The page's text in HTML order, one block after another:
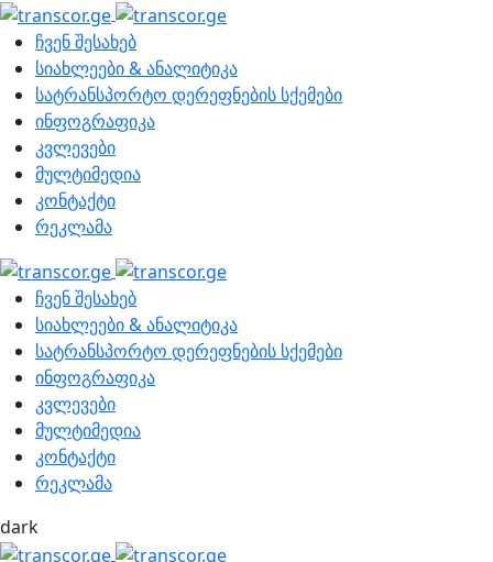
ჩვენ შესახებ
სიახლეები & ანალიტიკა
სატრანსპორტო დერეფნების სქემები
ინფოგრაფიკა
კვლევები
მულტიმედია
კონტაქტი
რეკლამა
ჩვენ შესახებ
სიახლეები & ანალიტიკა
სატრანსპორტო დერეფნების სქემები
ინფოგრაფიკა
კვლევები
მულტიმედია
კონტაქტი
რეკლამა
dark